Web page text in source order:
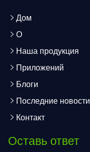
Дом
О
Наша продукция
Приложений
Блоги
Последние новости
Контакт
Оставь ответ